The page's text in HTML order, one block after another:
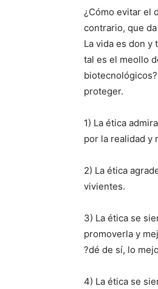
¿Cómo evitar el
contrario, que
La vida es don y
tal es el meollo
proteger.
1) La ética
por la realidad y
2) La ética
vivientes.
3) La ética se
promoverla y
?dé de sí, lo
4) La ética se